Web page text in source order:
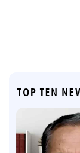
TOP TEN